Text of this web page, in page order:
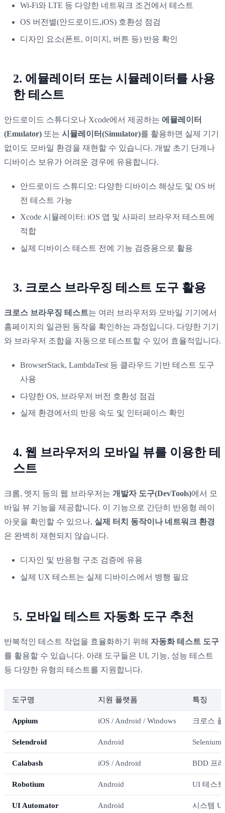
Wi-Fi와 LTE 등 다양한 네트워크 조건에서 테스트
OS 버전별(안드로이드,iOS) 호환성 점검
디자인 요소(폰트, 이미지, 버튼 등) 반응 확인
2. 에뮬레이터 또는 시뮬레이터를 사용
한 테스트
안드로이드 스튜디오나 Xcode에서 제공하는 에뮬레이터
(Emulator) 또는 시뮬레이터(Simulator)를 활용하면 실제 기기
없이도 모바일 환경을 재현할 수 있습니다. 개발 초기 단계나
디바이스 보유가 어려운 경우에 유용합니다.
안드로이드 스튜디오: 다양한 디바이스 해상도 및 OS 버
전 테스트 가능
Xcode 시뮬레이터: iOS 앱 및 사파리 브라우저 테스트에
적합
실제 디바이스 테스트 전에 기능 검증용으로 활용
3. 크로스 브라우징 테스트 도구 활용
크로스 브라우징 테스트는 여러 브라우저와 모바일 기기에서
홈페이지의 일관된 동작을 확인하는 과정입니다. 다양한 기기
와 브라우저 조합을 자동으로 테스트할 수 있어 효율적입니다.
BrowserStack, LambdaTest 등 클라우드 기반 테스트 도구
사용
다양한 OS, 브라우저 버전 호환성 점검
실제 환경에서의 반응 속도 및 인터페이스 확인
4. 웹 브라우저의 모바일 뷰를 이용한 테
스트
크롬, 엣지 등의 웹 브라우저는 개발자 도구(DevTools)에서 모
바일 뷰 기능을 제공합니다. 이 기능으로 간단히 반응형 레이
아웃을 확인할 수 있으나, 실제 터치 동작이나 네트워크 환경
은 완벽히 재현되지 않습니다.
디자인 및 반응형 구조 검증에 유용
실제 UX 테스트는 실제 디바이스에서 병행 필요
5. 모바일 테스트 자동화 도구 추천
반복적인 테스트 작업을 효율화하기 위해 자동화 테스트 도구
를 활용할 수 있습니다. 아래 도구들은 UI, 기능, 성능 테스트
등 다양한 유형의 테스트를 지원합니다.
도구명 지원 플랫폼 특징
Appium iOS / Android / Windows 크로스
Selendroid Android
Calabash iOS / Android BDD 프
Robotium Android UI 테스
UI Automator Android 시스템